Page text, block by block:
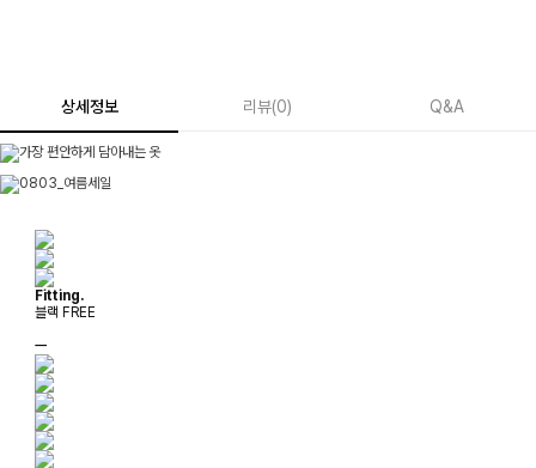
상세정보 리뷰(0) Q&A
Fitting.
블랙 FREE
ㅡ